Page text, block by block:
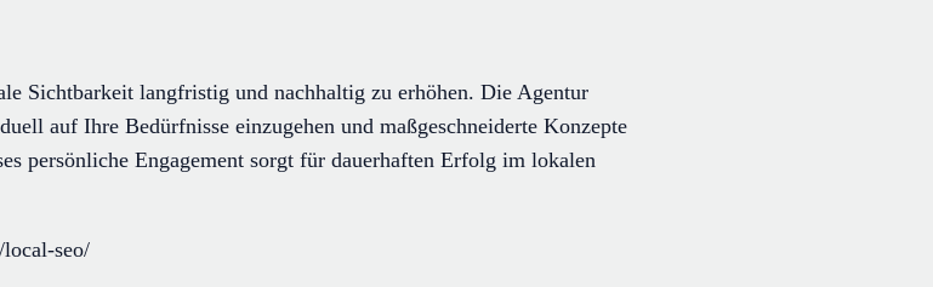
Sichtbarkeit langfristig und nachhaltig zu erhöhen. Die Agentur
auf Ihre Bedürfnisse einzugehen und maßgeschneiderte Konzepte
persönliche Engagement sorgt für dauerhaften Erfolg im lokalen
seo/